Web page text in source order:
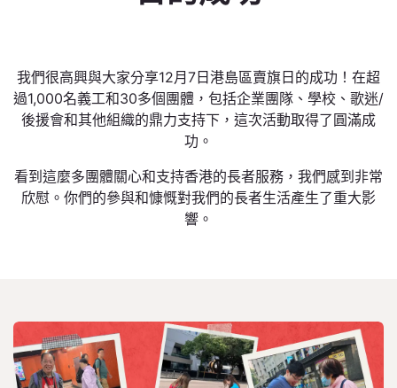
我們很高興與大家分享12月7日港島區賣旗日的成功！在超
過1,000名義工和30多個團體，包括企業團隊、學校、歌迷/
後援會和其他組織的鼎力支持下，這次活動取得了圓滿成
功。
看到這麼多團體關心和支持香港的長者服務，我們感到非常
欣慰。你們的參與和慷慨對我們的長者生活產生了重大影
響。